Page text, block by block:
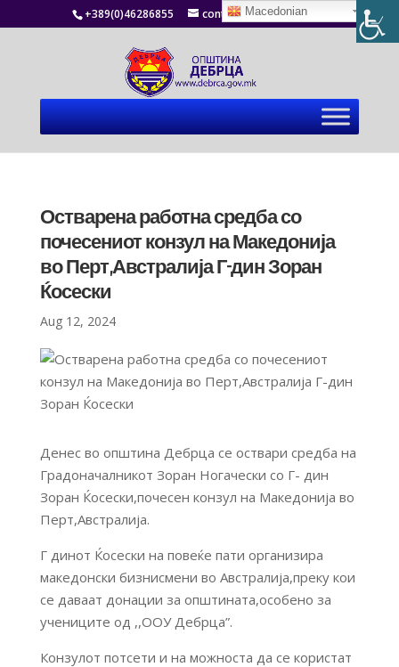
+389(0)46286855 contact@debrca.gov.mk
Остварена работна средба со
почесениот конзул на Македонија
во Перт,Австралија Г-дин Зоран
Ќосески
Aug 12, 2024
Денес во општина Дебрца се оствари средба на
Градоначалникот Зоран Ногачески со Г- дин
Зоран Ќосески,почесен конзул на Македонија во
Перт,Австралија.
Г динот Ќосески на повеќе пати организира
македонски бизнисмени во Австралија,преку кои
се даваат донации за општината,особено за
учениците од ,,ООУ Дебрца”.
Конзулот потсети и на можноста да се користат
Macedonian